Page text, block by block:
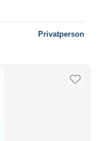
Privatperson